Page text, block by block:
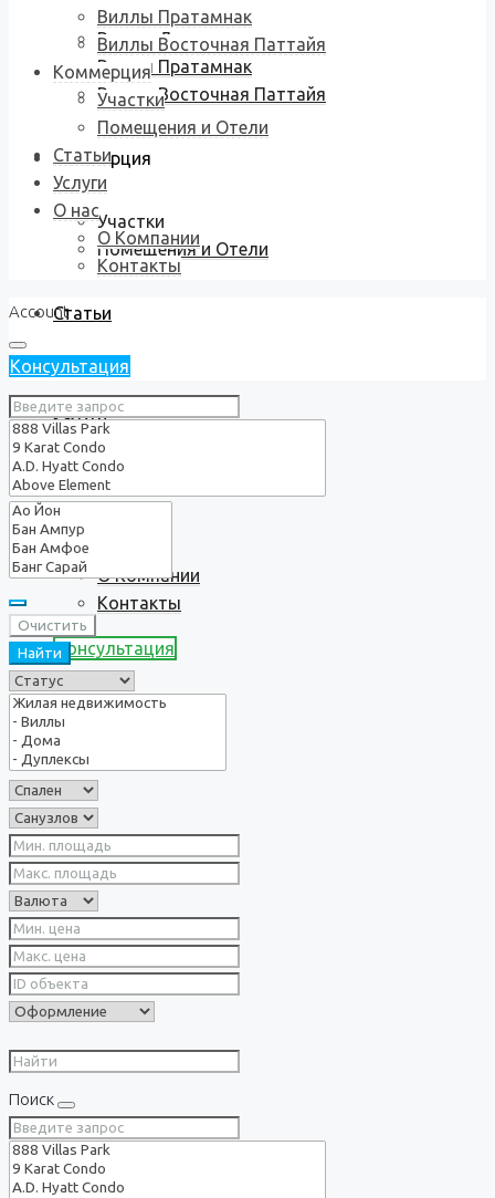
Виллы Джомтьен
Виллы Пратамнак
Виллы Восточная Паттайя
Коммерция
Участки
Помещения и Отели
Статьи
Услуги
О нас
О Компании
Контакты
Консультация
Виллы Пратамнак
Виллы Восточная Паттайя
Коммерция
Участки
Помещения и Отели
Статьи
Услуги
О нас
О Компании
Контакты
Account
Консультация
Очистить
Найти
Поиск